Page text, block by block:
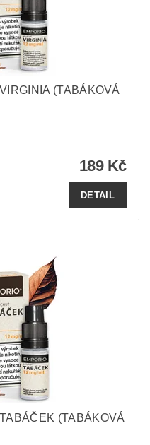
(TABÁKOVÁ
189 Kč
DETAIL
(TABÁKOVÁ